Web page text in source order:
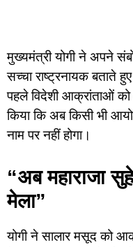
मुख्यमंत्री योगी ने अपने
सच्चा राष्ट्रनायक बताते
पहले विदेशी आक्रांताओं को
किया कि अब किसी भी
नाम पर नहीं होगा।
“अब महाराजा
मेला”
योगी ने सालार मसूद को